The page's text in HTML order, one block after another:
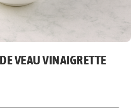
VEAU VINAIGRETTE